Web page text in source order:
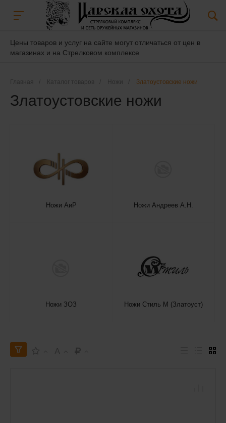
Цены товаров и услуг на сайте могут отличаться от цен в
магазинах и на Стрелковом комплексе
Главная Каталог товаров Ножи Златоустовские ножи
Златоустовские ножи
Ножи АиР Ножи Андреев А.Н.
Ножи ЗОЗ Ножи Стиль М (Златоуст)
A